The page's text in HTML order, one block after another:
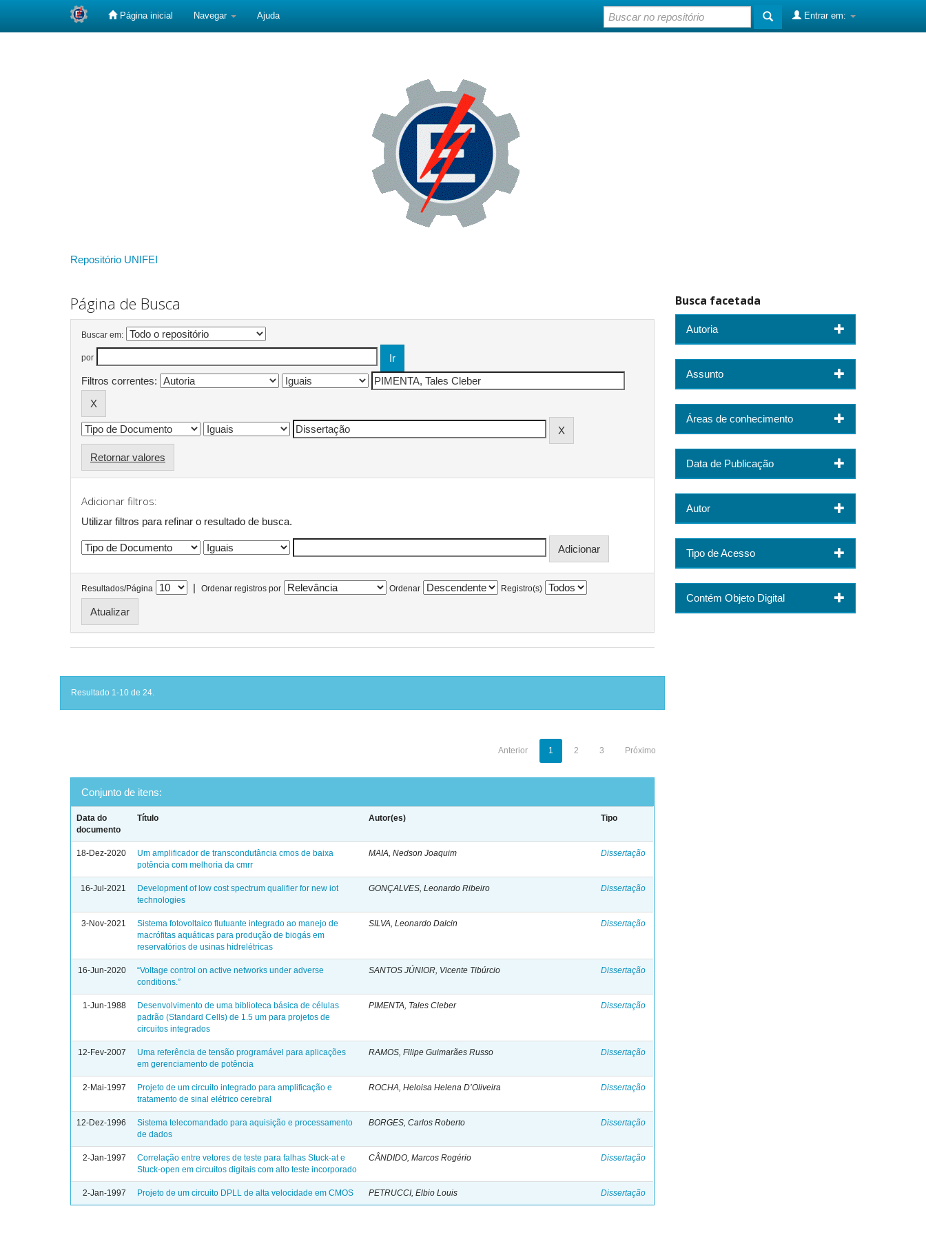
Página inicial Navegar Ajuda Entrar em:
Repositório UNIFEI
Página de Busca
Buscar em:
por
Filtros correntes:
Retornar valores
Adicionar filtros:
Utilizar filtros para refinar o resultado de busca.
Resultados/Página | Ordenar registros por Ordenar Registro(s)
Resultado 1-10 de 24.
Anterior 1 2 3 Próximo
Conjunto de itens:
Data do
documento
Título Autor(es) Tipo
18-Dez-2020
Um amplificador de transcondutância cmos de baixa
potência com melhoria da cmrr
MAIA, Nedson Joaquim Dissertação
16-Jul-2021
Development of low cost spectrum qualifier for new iot
technologies
GONÇALVES, Leonardo Ribeiro Dissertação
3-Nov-2021
Sistema fotovoltaico flutuante integrado ao manejo de
macrófitas aquáticas para produção de biogás em
reservatórios de usinas hidrelétricas
SILVA, Leonardo Dalcin Dissertação
16-Jun-2020
“Voltage control on active networks under adverse
conditions.”
SANTOS JÚNIOR, Vicente Tibúrcio Dissertação
1-Jun-1988
Desenvolvimento de uma biblioteca básica de células
padrão (Standard Cells) de 1.5 um para projetos de
circuitos integrados
PIMENTA, Tales Cleber Dissertação
12-Fev-2007
Uma referência de tensão programável para aplicações
em gerenciamento de potência
RAMOS, Filipe Guimarães Russo Dissertação
2-Mai-1997
Projeto de um circuito integrado para amplificação e
tratamento de sinal elétrico cerebral
ROCHA, Heloisa Helena D’Oliveira Dissertação
12-Dez-1996
Sistema telecomandado para aquisição e processamento
de dados
BORGES, Carlos Roberto Dissertação
2-Jan-1997
Correlação entre vetores de teste para falhas Stuck-at e
Stuck-open em circuitos digitais com alto teste incorporado
CÂNDIDO, Marcos Rogério Dissertação
2-Jan-1997 Projeto de um circuito DPLL de alta velocidade em CMOS PETRUCCI, Elbio Louis Dissertação
Busca facetada
Autoria
Assunto
Áreas de conhecimento
Data de Publicação
Autor
Tipo de Acesso
Contém Objeto Digital